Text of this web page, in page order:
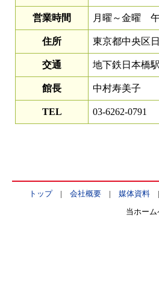
営業時間 月曜～金曜
住所 東京都中央区
交通 地下鉄日本橋
館長 中村寿美子
TEL 03-6262-0791
トップ| 会社概要| 媒体資料
当ホー